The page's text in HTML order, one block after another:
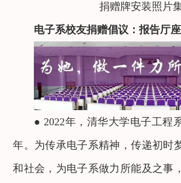
捐赠牌安装照片
电子系校友捐赠倡议：报告厅
● 2022年，清华大学电子工程
年。为传承电子系精神，传递初时
和社会，为电子系做力所能及之事